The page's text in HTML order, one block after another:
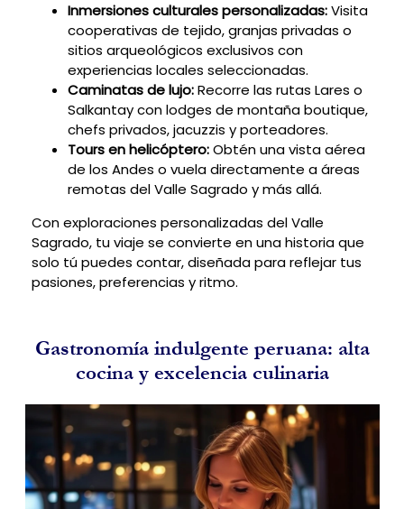
Inmersiones culturales personalizadas:Visita
cooperativas de tejido, granjas privadas o
sitios arqueológicos exclusivos con
experiencias locales seleccionadas.
Caminatas de lujo:Recorre las rutas Lares o
Salkantay con lodges de montaña boutique,
chefs privados, jacuzzis y porteadores.
Tours en helicóptero:Obtén una vista aérea
de los Andes o vuela directamente a áreas
remotas del Valle Sagrado y más allá.
Con exploraciones personalizadas del Valle
Sagrado, tu viaje se convierte en una historia que
solo tú puedes contar, diseñada para reflejar tus
pasiones, preferencias y ritmo.
Gastronomía indulgente peruana: alta
cocina y excelencia culinaria